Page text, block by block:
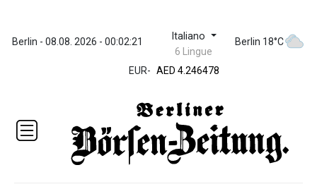
Berlin - 08.08. 2026 - 00:02:21 Italiano
6 Lingue
Berlin 18°C
EUR-
ZWL 372.279507
AED 4.246478
AED 4.246478
ALL 93.48757
AMD
423.347546
AOA
1061.345207